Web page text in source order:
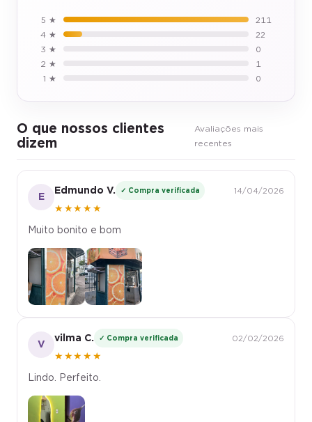
5 ★
211
4 ★
22
3 ★
0
2 ★
1
1 ★
0
O que nossos clientes
dizem
Avaliações mais
recentes
E
Edmundo V. ✓ Compra verificada
★★★★★
14/04/2026
Muito bonito e bom
V
vilma C. ✓ Compra verificada
★★★★★
02/02/2026
Lindo. Perfeito.